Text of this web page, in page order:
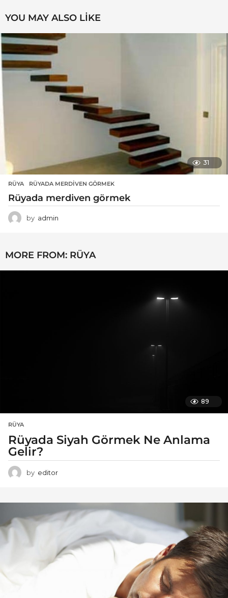
YOU MAY ALSO LIKE
31
RÜYA RÜYADA MERDIVEN GÖRMEK
Rüyada merdiven görmek
by admin
MORE FROM: RÜYA
89
RÜYA
Rüyada Siyah Görmek Ne Anlama
Gelir?
by editor